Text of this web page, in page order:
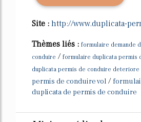
Site : http://www.duplicata-
Thèmes liés : formulaire demande
conduire / formulaire duplicata permis
duplicata permis de conduire deteriore
permis de conduire vol /
duplicata de permis de conduire